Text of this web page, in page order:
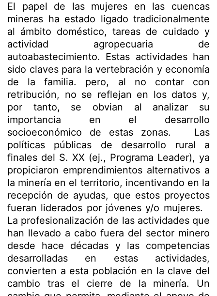
El papel de las mujeres en las cuencas
mineras ha estado ligado tradicionalmente
al ámbito doméstico, tareas de cuidado y
actividad agropecuaria de
autoabastecimiento. Estas actividades han
sido claves para la vertebración y economía
de la familia. pero, al no contar con
retribución, no se reflejan en los datos y,
por tanto, se obvian al analizar su
importancia en el desarrollo
socioeconómico de estas zonas. Las
políticas públicas de desarrollo rural a
finales del S. XX (ej., Programa Leader), ya
propiciaron emprendimientos alternativos a
la minería en el territorio, incentivando en la
recepción de ayudas, que estos proyectos
fueran liderados por jóvenes y/o mujeres.
La profesionalización de las actividades que
han llevado a cabo fuera del sector minero
desde hace décadas y las competencias
desarrolladas en estas actividades,
convierten a esta población en la clave del
cambio tras el cierre de la minería. Un